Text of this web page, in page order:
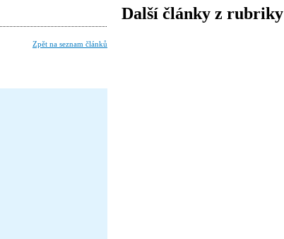
Zpět na seznam článků
Další články z rubriky